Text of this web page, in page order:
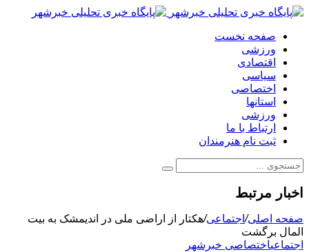
صفحه نخست
ورزشی
اقتصادی
سیاسی
اختصاصی
استانها
ورزشی
ارتباط با ما
ثبت نام هنرمندان
اخبار مرتبط
صفحه اصلی/اجتماعی/هکتار از اراضی ملی در اندیمشک به بیت
المال برگشت
اجتماعیاختصاصی خبرشهر